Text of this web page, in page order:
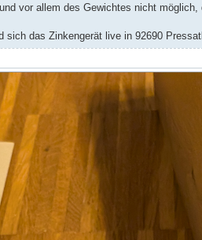
vor allem des Gewichtes nicht
sich das Zinkengerät live in 92690